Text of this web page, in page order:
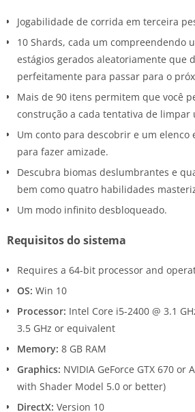
Jogabilidade de corrida em terceira
10 Shards, cada um compreendendo
estágios gerados aleatoriamente que
perfeitamente para passar para o
Mais de 90 itens permitem que você
construção a cada tentativa de limpar
Um conto para descobrir e um elenco
para fazer amizade.
Descubra biomas deslumbrantes e
bem como quatro habilidades
Um modo infinito desbloqueado.
Requisitos do sistema
Requires a 64-bit processor and
OS: Win 10
Processor: Intel Core i5-2400 @ 3.1
3.5 GHz or equivalent
Memory: 8 GB RAM
Graphics: NVIDIA GeForce GTX 670 or
with Shader Model 5.0 or better)
DirectX: Version 10